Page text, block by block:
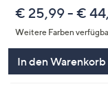
€ 25,99 - €
Weitere Farben
In den Warenkorb